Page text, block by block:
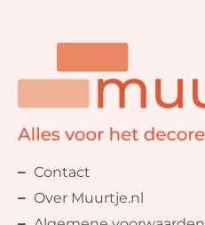
Contact
Over Muurtje.nl